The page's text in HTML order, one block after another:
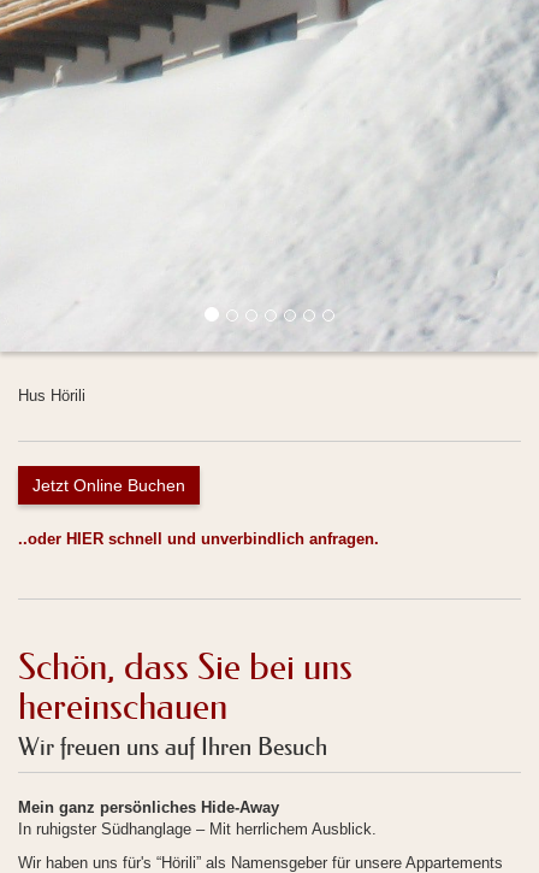
Hus Hörili
Jetzt Online Buchen
..oder HIER schnell und unverbindlich anfragen.
Schön, dass Sie bei uns
hereinschauen
Wir freuen uns auf Ihren Besuch
Mein ganz persönliches Hide-Away
In ruhigster Südhanglage – Mit herrlichem Ausblick.
Wir haben uns für's “Hörili” als Namensgeber für unsere Appartements